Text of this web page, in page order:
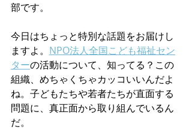
部です。
今日はちょっと特別な話題をお届けし
ますよ。 NPO法人全国こども福祉セン
ターの活動について、知ってる？この
組織、めちゃくちゃカッコいいんだよ
ね。子どもたちや若者たちが直面する
問題に、真正面から取り組んでいるん
だ。